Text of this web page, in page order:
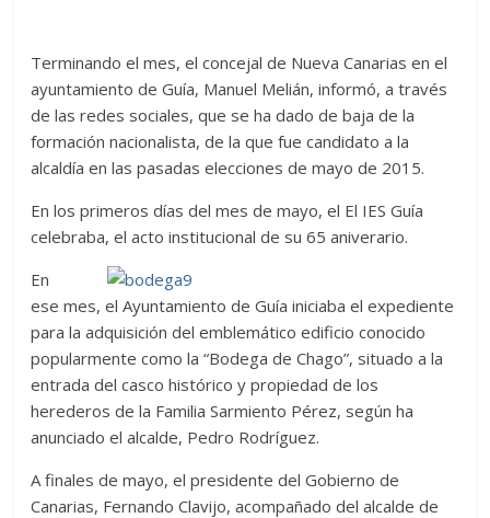
Terminando el mes, el concejal de Nueva Canarias en el
ayuntamiento de Guía, Manuel Melián, informó, a través
de las redes sociales, que se ha dado de baja de la
formación nacionalista, de la que fue candidato a la
alcaldía en las pasadas elecciones de mayo de 2015.
En los primeros días del mes de mayo, el El IES Guía
celebraba, el acto institucional de su 65 aniverario.
En
ese mes, el Ayuntamiento de Guía iniciaba el expediente
para la adquisición del emblemático edificio conocido
popularmente como la “Bodega de Chago”, situado a la
entrada del casco histórico y propiedad de los
herederos de la Familia Sarmiento Pérez, según ha
anunciado el alcalde, Pedro Rodríguez.
A finales de mayo, el presidente del Gobierno de
Canarias, Fernando Clavijo, acompañado del alcalde de